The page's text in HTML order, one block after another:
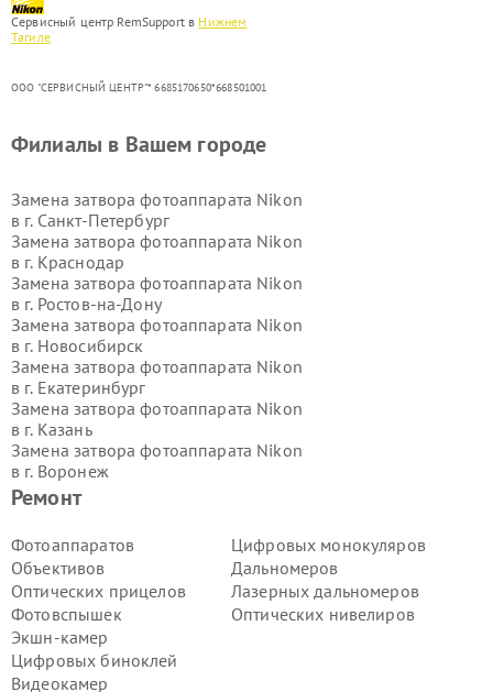
Сервисный центр RemSupport в Нижнем
Тагиле
ООО "СЕРВИСНЫЙ ЦЕНТР"* 6685170650*668501001
Ремонт
Фотоаппаратов
Объективов
Оптических прицелов
Фотовспышек
Экшн-камер
Цифровых биноклей
Видеокамер
Цифровых монокуляров
Дальномеров
Лазерных дальномеров
Оптических нивелиров
Филиалы в Вашем городе
Замена затвора фотоаппарата Nikon
в г. Санкт-Петербург
Замена затвора фотоаппарата Nikon
в г. Краснодар
Замена затвора фотоаппарата Nikon
в г. Ростов-на-Дону
Замена затвора фотоаппарата Nikon
в г. Новосибирск
Замена затвора фотоаппарата Nikon
в г. Екатеринбург
Замена затвора фотоаппарата Nikon
в г. Казань
Замена затвора фотоаппарата Nikon
в г. Воронеж
Замена затвора фотоаппарата Nikon
Замена затвора фотоаппарата Nikon
в г.Самара
Замена затвора фотоаппарата Nikon
в г.Пермь
Замена затвора фотоаппарата Nikon
в г.Красноярск
Замена затвора фотоаппарата Nikon
в г.Ижевск